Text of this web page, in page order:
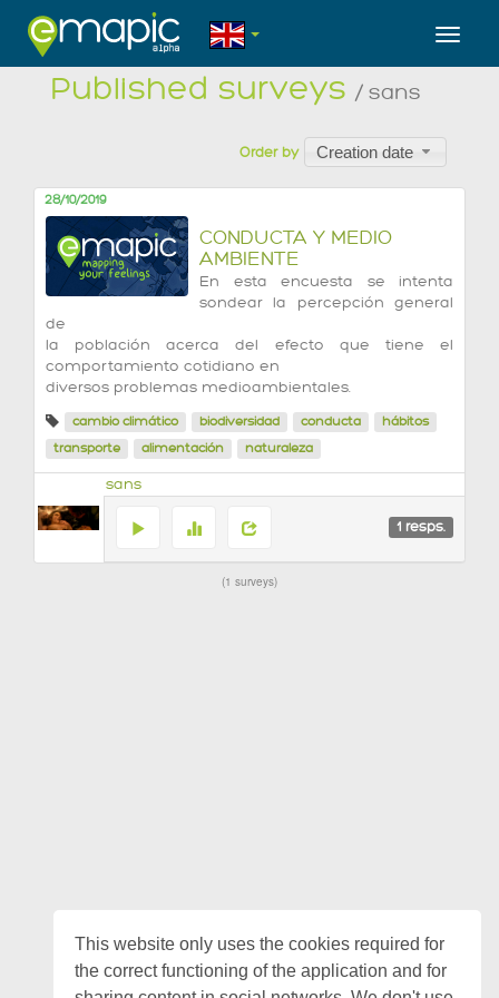
This website only uses the cookies required for
the correct functioning of the application and for
Published surveys / sans
Order by Creation date
28/10/2019
CONDUCTA Y MEDIO
AMBIENTE
En esta encuesta se intenta
sondear la percepción general
de
la población acerca del efecto que tiene el
comportamiento cotidiano en
diversos problemas medioambientales.
cambio climático biodiversidad conducta
hábitos
transporte
alimentación naturaleza
sans
1 resps.
1 surveys